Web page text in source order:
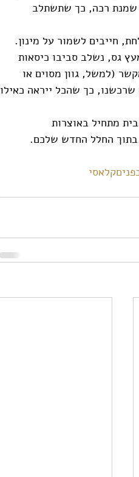
שמנת רכה, כך שתשתלב
חייבים לשמור על מינון.
גס, נשלב סביבו כיסאות
(למשל, גוון מסוים או
כך שהכל ייראה כאילו
מתחיל באוצרות